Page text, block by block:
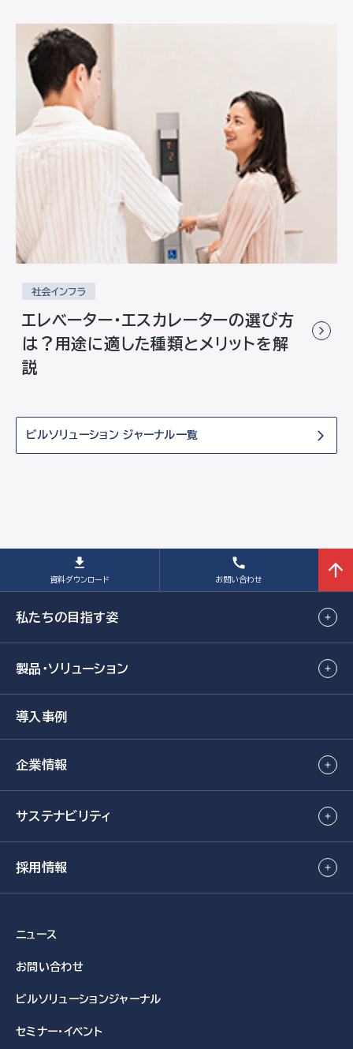
社会インフラ
エレベーター・エスカレーターの選び方
は？用途に適した種類とメリットを解
説
ビルソリューション ジャーナル一覧
資料ダウンロード お問い合わせ
私たちの目指す姿
製品・ソリューション
導入事例
企業情報
サステナビリティ
採用情報
ニュース
お問い合わせ
ビルソリューションジャーナル
セミナー・イベント